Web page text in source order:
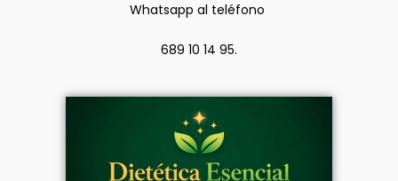
Whatsapp al teléfono
689 10 14 95.